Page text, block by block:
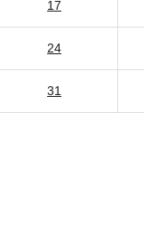
17
24
31